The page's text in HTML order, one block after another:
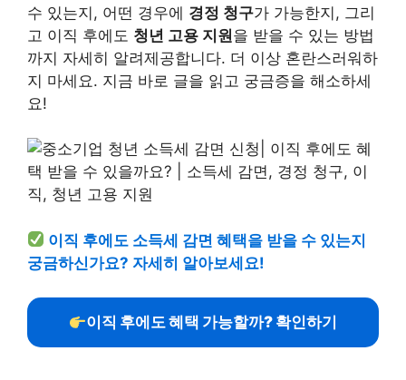
수 있는지, 어떤 경우에 경정 청구가 가능한지, 그리
고 이직 후에도 청년 고용 지원을 받을 수 있는 방법
까지 자세히 알려제공합니다. 더 이상 혼란스러워하
지 마세요. 지금 바로 글을 읽고 궁금증을 해소하세
요!
이직 후에도 소득세 감면 혜택을 받을 수 있는지
궁금하신가요? 자세히 알아보세요!
이직 후에도 혜택 가능할까? 확인하기